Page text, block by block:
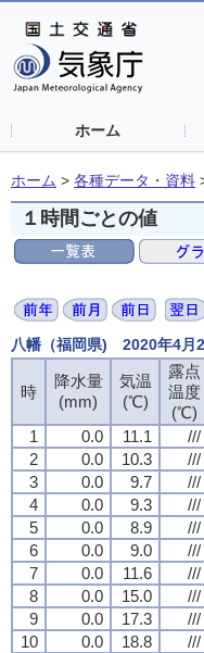
ホーム
ホーム > 各種データ・資料
１時間ごとの値
八幡（福岡県) 2020年4月
時
降水量
(mm)
気温
(℃)
露点
温度
(℃)
1
0.0 11.1 ///
2
0.0 10.3 ///
3
0.0 9.7 ///
4
0.0 9.3 ///
5
0.0 8.9 ///
6
0.0 9.0 ///
7
0.0 11.6 ///
8
0.0 15.0 ///
9
0.0 17.3 ///
10
0.0 18.8 ///